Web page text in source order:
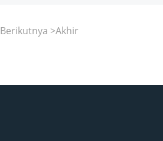
Berikutnya >Akhir